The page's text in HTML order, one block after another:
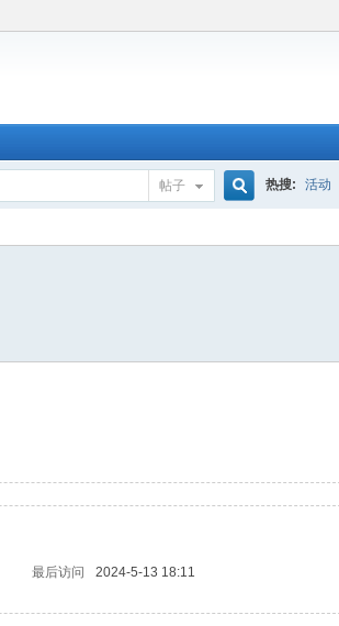
帖子 热搜: 活动
最后访问 2024-5-13 18:11